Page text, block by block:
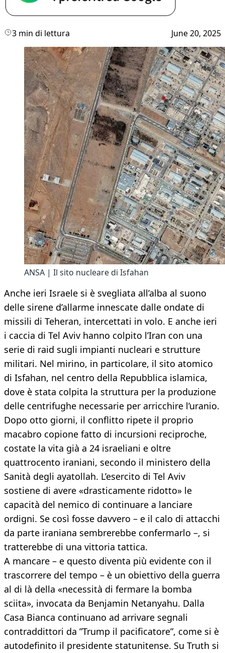
3 min di lettura June 20, 2025
ANSA | Il sito nucleare di Isfahan
Anche ieri Israele si è svegliata all’alba al suono
delle sirene d’allarme innescate dalle ondate di
missili di Teheran, intercettati in volo. E anche ieri
i caccia di Tel Aviv hanno colpito l’Iran con una
serie di raid sugli impianti nucleari e strutture
militari. Nel mirino, in particolare, il sito atomico
di Isfahan, nel centro della Repubblica islamica,
dove è stata colpita la struttura per la produzione
delle centrifughe necessarie per arricchire l’uranio.
Dopo otto giorni, il conflitto ripete il proprio
macabro copione fatto di incursioni reciproche,
costate la vita già a 24 israeliani e oltre
quattrocento iraniani, secondo il ministero della
Sanità degli ayatollah. L’esercito di Tel Aviv
sostiene di avere «drasticamente ridotto» le
capacità del nemico di continuare a lanciare
ordigni. Se così fosse davvero – e il calo di attacchi
da parte iraniana sembrerebbe confermarlo –, si
tratterebbe di una vittoria tattica.
A mancare – e questo diventa più evidente con il
trascorrere del tempo – è un obiettivo della guerra
al di là della «necessità di fermare la bomba
sciita», invocata da Benjamin Netanyahu. Dalla
Casa Bianca continuano ad arrivare segnali
contraddittori da ”Trump il pacificatore”, come si è
autodefinito il presidente statunitense. Su Truth si